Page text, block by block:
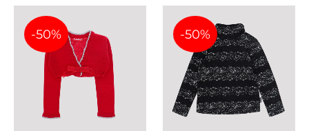
-50% -50%